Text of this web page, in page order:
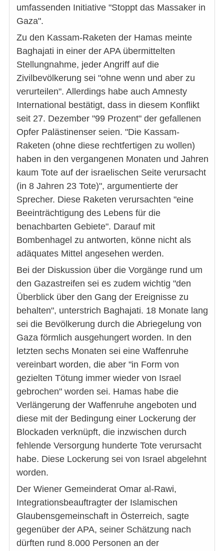
umfassenden Initiative "Stoppt das Massaker in
Gaza".
Zu den Kassam-Raketen der Hamas meinte
Baghajati in einer der APA übermittelten
Stellungnahme, jeder Angriff auf die
Zivilbevölkerung sei "ohne wenn und aber zu
verurteilen". Allerdings habe auch Amnesty
International bestätigt, dass in diesem Konflikt
seit 27. Dezember "99 Prozent" der gefallenen
Opfer Palästinenser seien. "Die Kassam-
Raketen (ohne diese rechtfertigen zu wollen)
haben in den vergangenen Monaten und Jahren
kaum Tote auf der israelischen Seite verursacht
(in 8 Jahren 23 Tote)", argumentierte der
Sprecher. Diese Raketen verursachten "eine
Beeinträchtigung des Lebens für die
benachbarten Gebiete". Darauf mit
Bombenhagel zu antworten, könne nicht als
adäquates Mittel angesehen werden.
Bei der Diskussion über die Vorgänge rund um
den Gazastreifen sei es zudem wichtig "den
Überblick über den Gang der Ereignisse zu
behalten", unterstrich Baghajati. 18 Monate lang
sei die Bevölkerung durch die Abriegelung von
Gaza förmlich ausgehungert worden. In den
letzten sechs Monaten sei eine Waffenruhe
vereinbart worden, die aber "in Form von
gezielten Tötung immer wieder von Israel
gebrochen" worden sei. Hamas habe die
Verlängerung der Waffenruhe angeboten und
diese mit der Bedingung einer Lockerung der
Blockaden verknüpft, die inzwischen durch
fehlende Versorgung hunderte Tote verursacht
habe. Diese Lockerung sei von Israel abgelehnt
worden.
Der Wiener Gemeinderat Omar al-Rawi,
Integrationsbeauftragter der Islamischen
Glaubensgemeinschaft in Österreich, sagte
gegenüber der APA, seiner Schätzung nach
dürften rund 8.000 Personen an der